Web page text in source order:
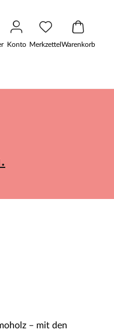
Konto MerkzettelWarenkorb
– mit den